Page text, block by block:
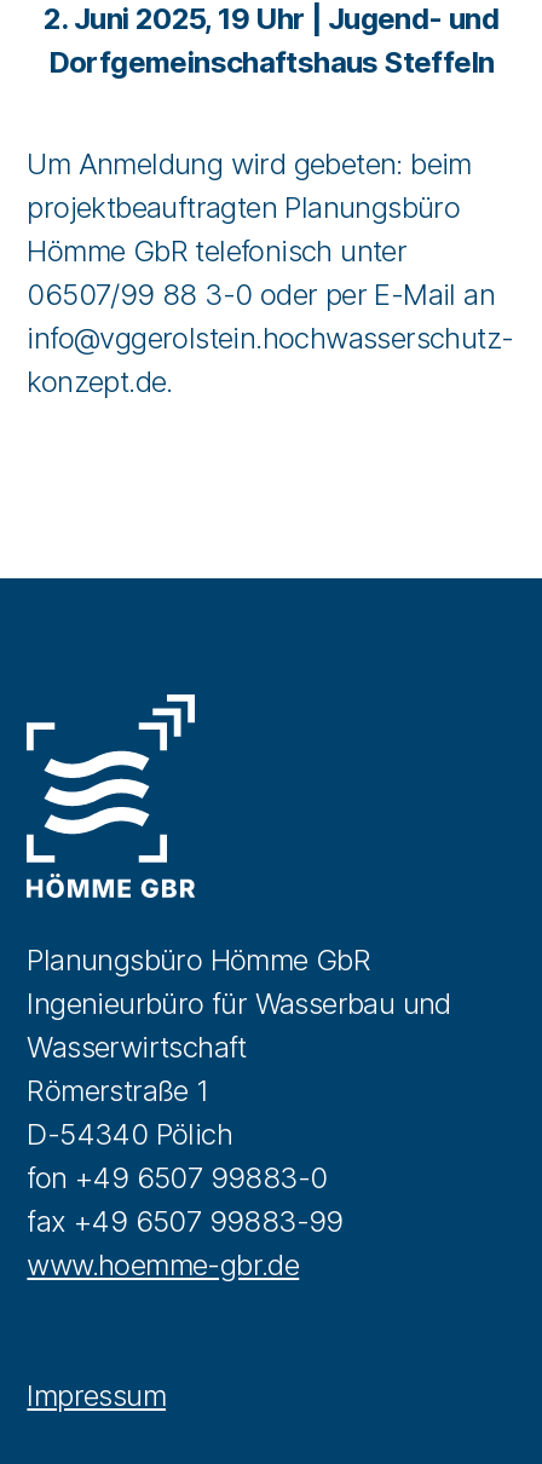
2. Juni 2025, 19 Uhr | Jugend- und
Dorfgemeinschaftshaus Steffeln
Um Anmeldung wird gebeten: beim
projektbeauftragten Planungsbüro
Hömme GbR telefonisch unter
06507/99 88 3-0 oder per E-Mail an
info@vggerolstein.hochwasserschutz-
konzept.de.
Planungsbüro Hömme GbR
Ingenieurbüro für Wasserbau und
Wasserwirtschaft
Römerstraße 1
D-54340 Pölich
fon +49 6507 99883-0
fax +49 6507 99883-99
www.hoemme-gbr.de
Impressum